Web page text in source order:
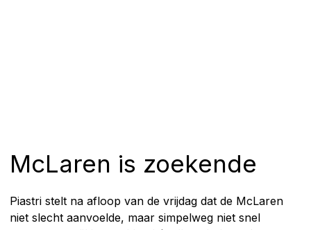
McLaren is zoekende
Piastri stelt na afloop van de vrijdag dat de McLaren
niet slecht aanvoelde, maar simpelweg niet snel